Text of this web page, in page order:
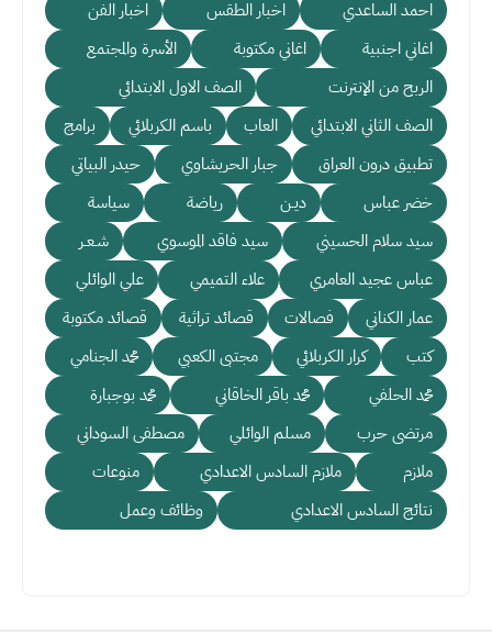
احمد الساعدي اخبار الطقس
اخبار الفن
اغاني اجنبية
اغاني مكتوبة
الأسرة والمجتمع
الربح من الإنترنت
الصف الاول الابتدائي
الصف الثاني الابتدائي
العاب باسم الكربلائي
برامج
تطبيق درون العراق
جبار الحريشاوي
حيدر البياتي
خضر عباس
ديـن رياضة
سياسة
سيد سلام الحسيني
سيد فاقد الموسوي
شـعـر
عباس عجيد العامري
علاء التميمي
علي الوائلي
عمار الكناني
فصالات قصائد تراثية
قصائد مكتوبة
كتب
كرار الكربلائي مجتبى الكعبي
محمد الجنامي
محمد الحلفي
محمد باقر الخاقاني
محمد بوجبارة
مرتضى حرب
مسلم الوائلي
مصطفى السوداني
ملازم
ملازم السادس الاعدادي
منوعات
نتائج السادس الاعدادي
وظائف وعمل